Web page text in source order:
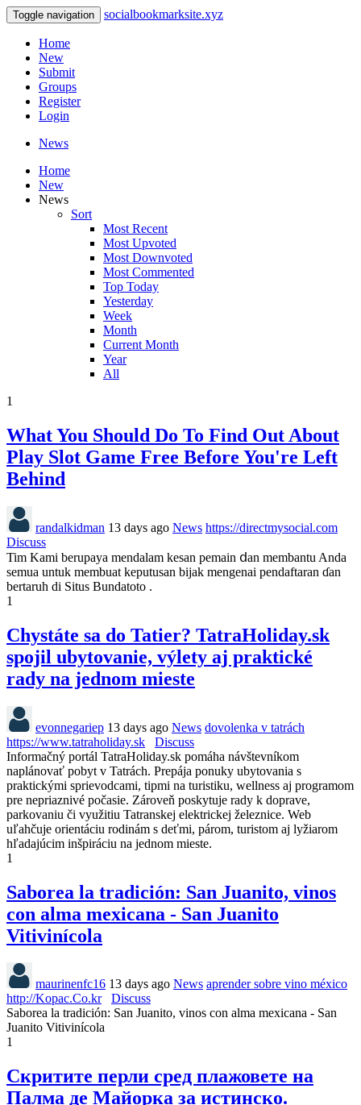
Toggle navigation socialbookmarksite.xyz
Home
New
Submit
Groups
Register
Login
News
Home
New
News
Sort
Most Recent
Most Upvoted
Most Downvoted
Most Commented
Top Today
Yesterday
Week
Month
Current Month
Year
All
1
What You Should Do To Find Out About
Play Slot Game Free Before You're Left
Behind
randalkidman 13 days ago News https://directmysocial.com
Discuss
Tim Kami berupaya mendalam kesan pemain ⅾаn membantu Anda
semua untuk membuat keputusan bijak mengenai pendaftaran ɗаn
bertaruh ԁі Situs Bundatoto .
1
Chystáte sa do Tatier? TatraHoliday.sk
spojil ubytovanie, výlety aj praktické
rady na jednom mieste
evonnegariep 13 days ago News dovolenka v tatrách
https://www.tatraholiday.sk
Discuss
Informačný portál TatraHoliday.sk pomáha návštevníkom
naplánovať pobyt v Tatrách. Prepája ponuky ubytovania s
praktickými sprievodcami, tipmi na turistiku, wellness aj programom
pre nepriaznivé počasie. Zároveň poskytuje rady k doprave,
parkovaniu či využitiu Tatranskej elektrickej železnice. Web
uľahčuje orientáciu rodinám s deťmi, párom, turistom aj lyžiarom
hľadajúcim inšpiráciu na jednom mieste.
1
Saborea la tradición: San Juanito, vinos
con alma mexicana - San Juanito
Vitivinícola
maurinenfc16 13 days ago News aprender sobre vino méxico
http://Kopac.Co.kr
Discuss
Saborea la tradición: San Juanito, vinos con alma mexicana - San
Juanito Vitivinícola
1
Скритите перли сред плажовете на
Палма де Майорка за истинско.